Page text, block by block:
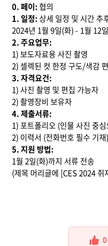
0. 페이:협의
1. 일정:상세 일정 및 시간 추
2024년 1월 9일(화) - 1월 12
2. 주요업무:
1) 보도자료용 사진 촬영
2) 셀렉된 컷 한정 구도/색감
3. 자격요건:
1) 사진 촬영 및 편집 가능자
2) 촬영장비 보유자
4. 제출서류:
1) 포트폴리오 (인물 사진 중
2) 이력서 (전화번호 필수 기재)
5. 지원 방법:
1월 2일(화)까지 서류 전송
(제목 머리글에 [CES 2024 취
0